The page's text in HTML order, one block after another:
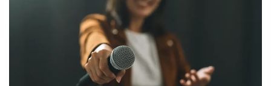
ボイトレ教室に関するよくある質問（Q&A）
Q. ボイトレは全くの初心者でも通えますか？
Q. 音痴でも上達しますか？
Q. 月謝以外にかかる費用はありますか？
Q. 体験レッスンは本当に無料ですか？
Q. レッスンの振替はできますか？